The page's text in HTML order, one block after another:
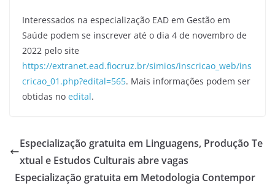
Interessados na especialização EAD em Gestão em
Saúde podem se inscrever até o dia 4 de novembro de
2022 pelo site
https://extranet.ead.fiocruz.br/simios/inscricao_web/ins
cricao_01.php?edital=565. Mais informações podem ser
obtidas no edital.
Especialização gratuita em Linguagens, Produção Te
xtual e Estudos Culturais abre vagas
Especialização gratuita em Metodologia Contempor